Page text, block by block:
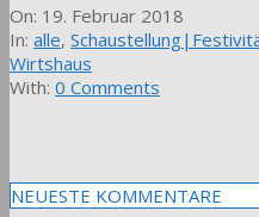
2018-
02-
19
On: 19. Februar 2018
In: alle,
Wirtshaus
With: 0 Comments
NEUESTE KOMMENTARE